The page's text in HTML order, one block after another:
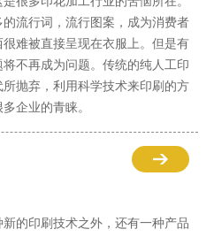
流行词，流行图案，成为消费者
难被直接呈现在衣服上。但是有
不再成为问题。传统的纯人工印
抛弃，利用科学技术来印刷的方
企业的青睐。
的印刷技术之外，还有一种产品